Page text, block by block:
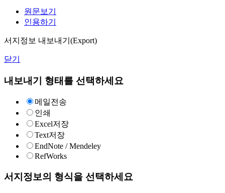
원문보기
인용하기
서지정보 내보내기(Export)
닫기
내보내기 형태를 선택하세요
메일전송
인쇄
Excel저장
Text저장
EndNote / Mendeley
RefWorks
서지정보의 형식을 선택하세요